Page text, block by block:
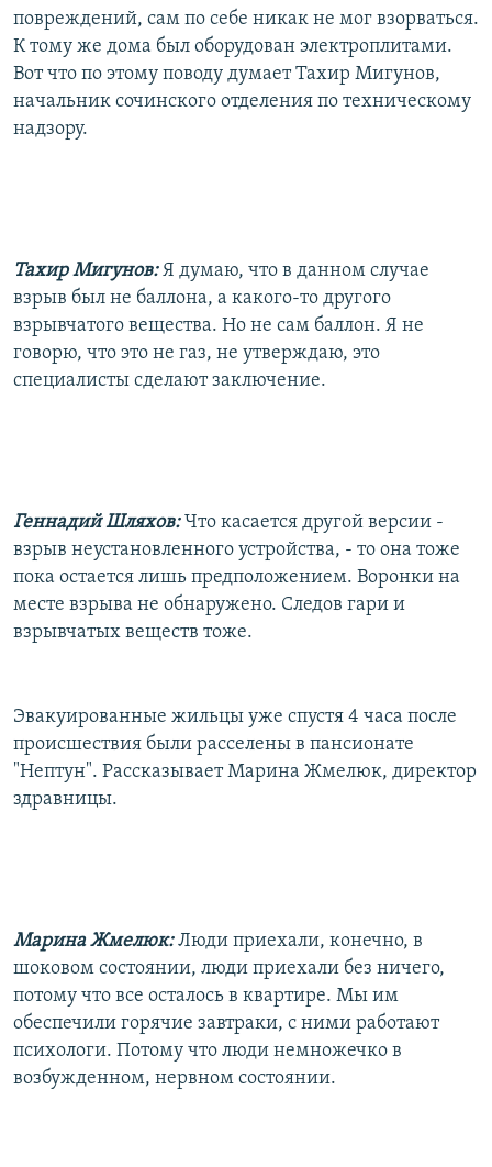
повреждений, сам по себе никак не мог взорваться.
К тому же дома был оборудован электроплитами.
Вот что по этому поводу думает Тахир Мигунов,
начальник сочинского отделения по техническому
надзору.
Тахир Мигунов:Я думаю, что в данном случае
взрыв был не баллона, а какого-то другого
взрывчатого вещества. Но не сам баллон. Я не
говорю, что это не газ, не утверждаю, это
специалисты сделают заключение.
Геннадий Шляхов:Что касается другой версии -
взрыв неустановленного устройства, - то она тоже
пока остается лишь предположением. Воронки на
месте взрыва не обнаружено. Следов гари и
взрывчатых веществ тоже.
Эвакуированные жильцы уже спустя 4 часа после
происшествия были расселены в пансионате
"Нептун". Рассказывает Марина Жмелюк, директор
здравницы.
Марина Жмелюк:Люди приехали, конечно, в
шоковом состоянии, люди приехали без ничего,
потому что все осталось в квартире. Мы им
обеспечили горячие завтраки, с ними работают
психологи. Потому что люди немножечко в
возбужденном, нервном состоянии.